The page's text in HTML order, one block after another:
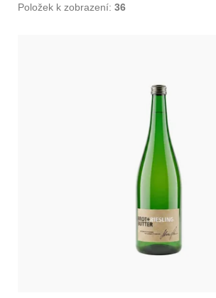
Položek k zobrazení: 36